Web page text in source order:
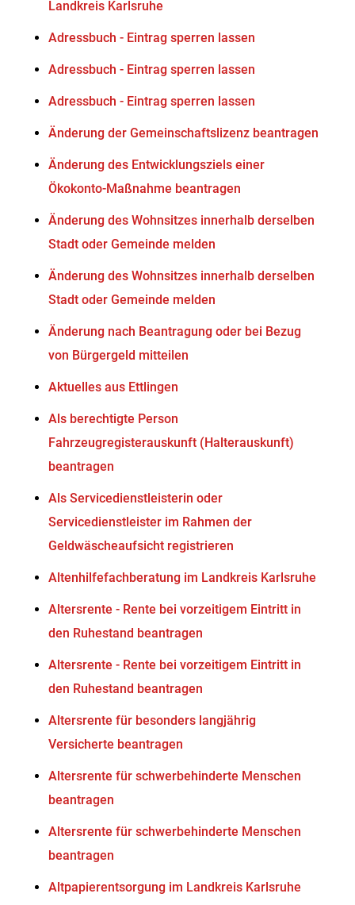
Landkreis Karlsruhe
Adressbuch - Eintrag sperren lassen
Adressbuch - Eintrag sperren lassen
Adressbuch - Eintrag sperren lassen
Änderung der Gemeinschaftslizenz beantragen
Änderung des Entwicklungsziels einer
Ökokonto-Maßnahme beantragen
Änderung des Wohnsitzes innerhalb derselben
Stadt oder Gemeinde melden
Änderung des Wohnsitzes innerhalb derselben
Stadt oder Gemeinde melden
Änderung nach Beantragung oder bei Bezug
von Bürgergeld mitteilen
Aktuelles aus Ettlingen
Als berechtigte Person
Fahrzeugregisterauskunft (Halterauskunft)
beantragen
Als Servicedienstleisterin oder
Servicedienstleister im Rahmen der
Geldwäscheaufsicht registrieren
Altenhilfefachberatung im Landkreis Karlsruhe
Altersrente - Rente bei vorzeitigem Eintritt in
den Ruhestand beantragen
Altersrente - Rente bei vorzeitigem Eintritt in
den Ruhestand beantragen
Altersrente für besonders langjährig
Versicherte beantragen
Altersrente für schwerbehinderte Menschen
beantragen
Altersrente für schwerbehinderte Menschen
beantragen
Altpapierentsorgung im Landkreis Karlsruhe